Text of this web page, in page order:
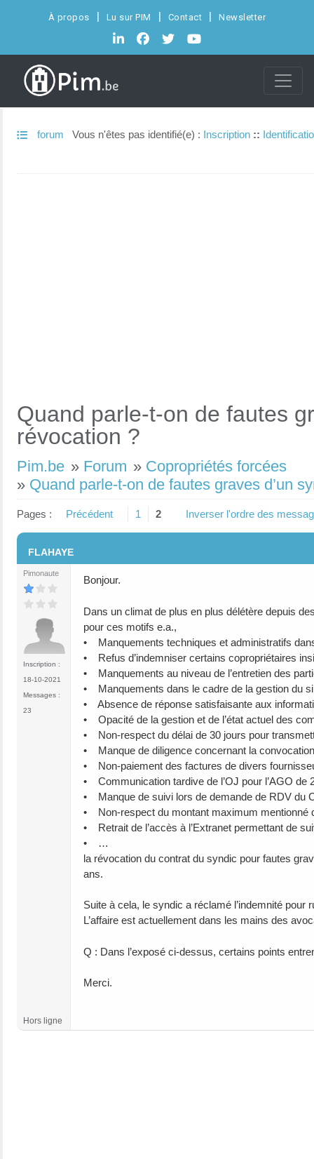
À propos Lu sur PIM Contact Newsletter
forum Vous n'êtes pas identifié(e) : Inscription ::
Quand parle-t-on de fautes
révocation ?
Pim.be » Forum » Copropriétés forcées
» Quand parle-t-on de fautes graves d’un
Pages : Précédent 1 2 Inverser l'ordre des
FLAHAYE
Pimonaute
Inscription :
18-10-2021
Messages :
23
Bonjour.
Dans un climat de plus en plus délétère depuis
pour ces motifs e.a.,
• Manquements techniques et administratifs
• Refus d’indemniser certains copropriétaires
• Manquements au niveau de l’entretien des
• Manquements dans le cadre de la gestion du
• Absence de réponse satisfaisante aux
• Opacité de la gestion et de l’état actuel des
• Non-respect du délai de 30 jours pour
• Manque de diligence concernant la
• Non-paiement des factures de divers
• Communication tardive de l’OJ pour l’AGO de
• Manque de suivi lors de demande de RDV du
• Non-respect du montant maximum mentionné
• Retrait de l’accès à l’Extranet permettant de
• …
la révocation du contrat du syndic pour fautes
ans.
Suite à cela, le syndic a réclamé l’indemnité pour
L’affaire est actuellement dans les mains des
Q : Dans l’exposé ci-dessus, certains points
Merci.
Hors ligne